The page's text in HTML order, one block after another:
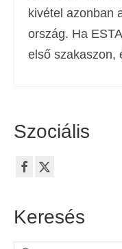
עברית(
Italiano
Norsk
Slovenčina
kivétel azonban
ország. Ha
első szakaszon,
Szociális
Keresés